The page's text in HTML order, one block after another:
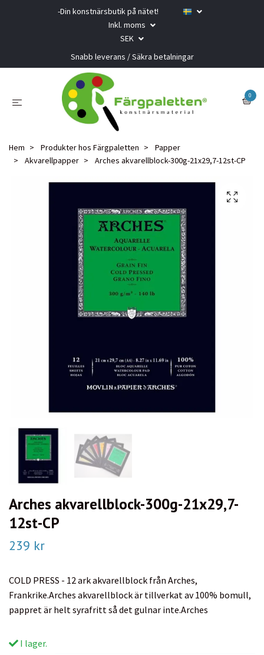
-Din konstnärsbutik på nätet!
Inkl. moms
SEK
Snabb leverans / Säkra betalningar
0
Hem Produkter hos Färgpaletten
Papper
Akvarellpapper
Arches akvarellblock-300g-21x29,7-12st-CP
Arches akvarellblock-300g-21x29,7-
12st-CP
239 kr
COLD PRESS - 12 ark akvarellblock från Arches,
Frankrike.Arches akvarellblock är tillverkat av 100% bomull,
pappret är helt syrafritt så det gulnar inte.Arches
I lager.